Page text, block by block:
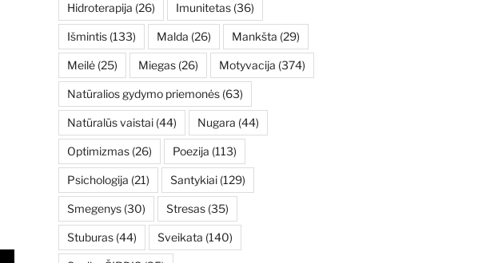
Hidroterapija (26) Imunitetas(36)
Išmintis(133) Malda (26) Mankšta (29)
Meilė(25) Miegas(26) Motyvacija (374)
Natūralios gydymo priemonės(63)
Natūralūs vaistai(44) Nugara (44)
Optimizmas(26) Poezija (113)
Psichologija (21) Santykiai(129)
Smegenys(30) Stresas(35)
Stuburas(44) Sveikata (140)